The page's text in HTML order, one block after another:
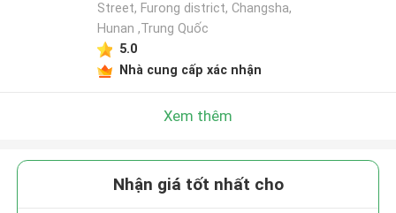
Street, Furong district, Changsha,
Hunan ,Trung Quốc
5.0
Nhà cung cấp xác nhận
Xem thêm
Nhận giá tốt nhất cho